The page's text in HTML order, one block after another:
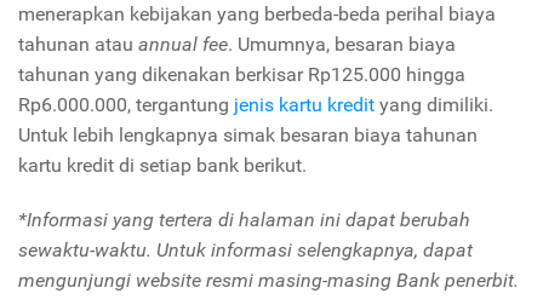
menerapkan kebijakan yang berbeda-beda perihal biaya
tahunan atau annual fee. Umumnya, besaran biaya
tahunan yang dikenakan berkisar Rp125.000 hingga
Rp6.000.000, tergantung jenis kartu kredit yang dimiliki.
Untuk lebih lengkapnya simak besaran biaya tahunan
kartu kredit di setiap bank berikut.
*Informasi yang tertera di halaman ini dapat berubah
sewaktu-waktu. Untuk informasi selengkapnya, dapat
mengunjungi website resmi masing-masing Bank penerbit.